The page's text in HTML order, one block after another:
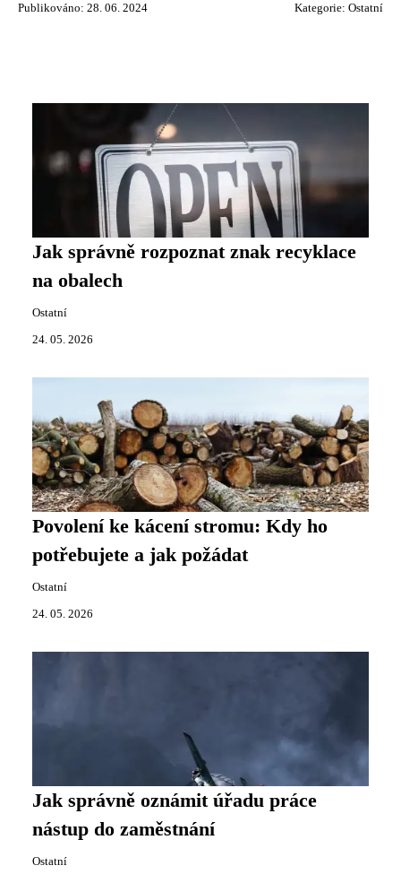
Publikováno: 28. 06. 2024 Kategorie: Ostatní
Jak správně rozpoznat znak recyklace
na obalech
Ostatní
24. 05. 2026
Povolení ke kácení stromu: Kdy ho
potřebujete a jak požádat
Ostatní
24. 05. 2026
Jak správně oznámit úřadu práce
nástup do zaměstnání
Ostatní